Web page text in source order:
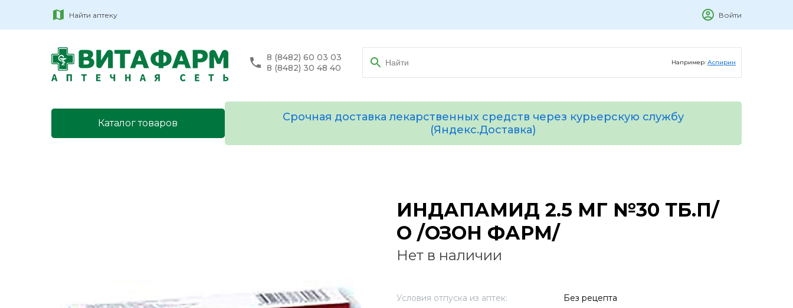
Найти аптеку Войти
8 (8482) 60 03 03
8 (8482) 30 48 40
Например: Аспирин
Каталог товаров
Срочная доставка лекарственных средств через курьерскую службу
(Яндекс.Доставка)
ИНДАПАМИД 2.5 МГ №30 ТБ.П/
О /ОЗОН ФАРМ/
Нет в наличии
Условия отпуска из аптек: Без рецепта